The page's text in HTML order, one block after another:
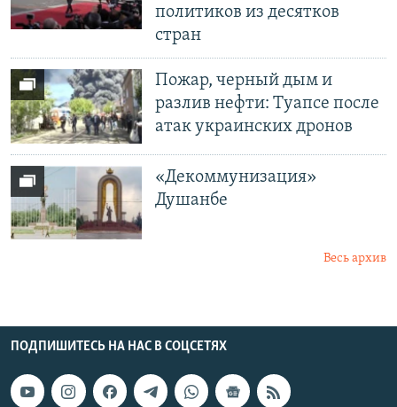
политиков из десятков
стран
Пожар, черный дым и
разлив нефти: Туапсе после
атак украинских дронов
«Декоммунизация»
Душанбе
Весь архив
ПОДПИШИТЕСЬ НА НАС В СОЦСЕТЯХ